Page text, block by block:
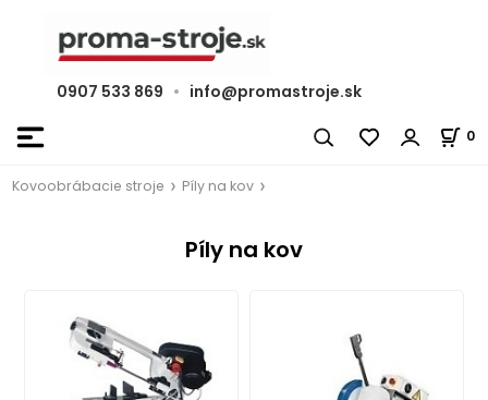
0907 533 869 • info@promastroje.sk
0
Kovoobrábacie stroje Píly na kov
Píly na kov